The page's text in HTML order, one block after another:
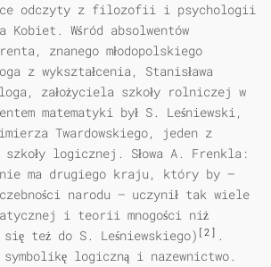
odczyty z filozofii i psychologii
Wśród absolwentów
znanego młodopolskiego
z wykształcenia, Stanisława
założyciela szkoły rolniczej w
matematyki był S. Leśniewski,
Twardowskiego, jeden z
logicznej. Słowa A. Frenkla:
nie ma drugiego kraju, który by —
narodu — uczynił tak wiele
i teorii mnogości niż
się też do S. Leśniewskiego) [2] .
symbolikę logiczną i nazewnictwo.